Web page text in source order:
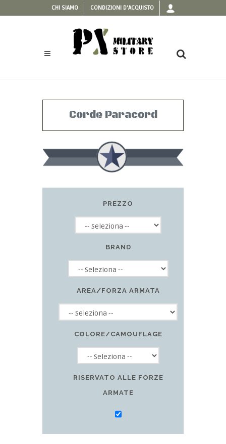
CHI SIAMO CONDIZIONI D'ACQUISTO
Corde Paracord
PREZZO
BRAND
AREA/FORZA ARMATA
COLORE/CAMOUFLAGE
RISERVATO ALLE FORZE
ARMATE